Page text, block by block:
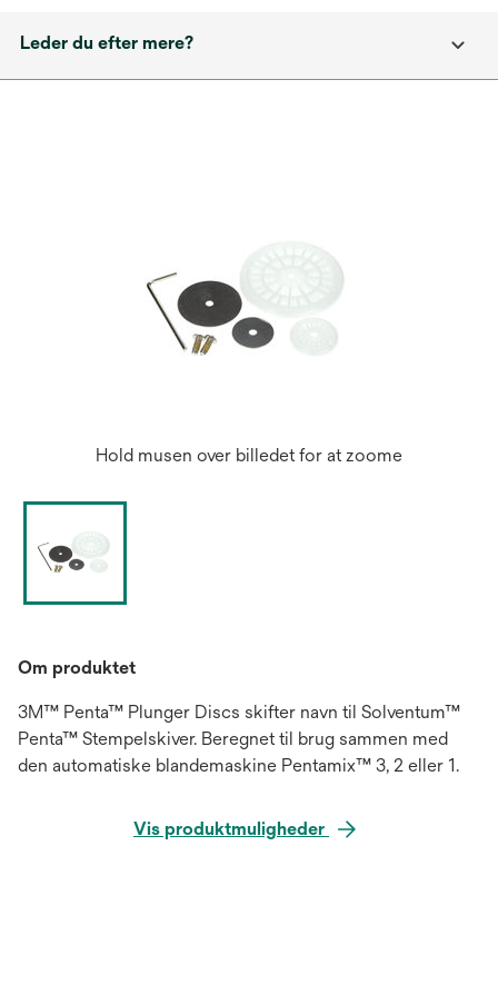
Leder du efter mere?
Hold musen over billedet for at zoome
Om produktet
3M™ Penta™ Plunger Discs skifter navn til Solventum™
Penta™ Stempelskiver. Beregnet til brug sammen med
den automatiske blandemaskine Pentamix™ 3, 2 eller 1.
Vis produktmuligheder